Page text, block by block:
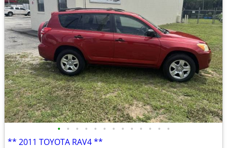
• • • • • • • • • • • • •
** 2011 TOYOTA RAV4 **